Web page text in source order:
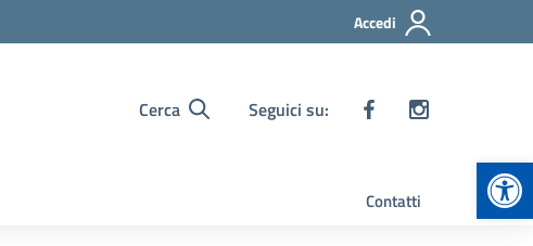
Accedi
Cerca Seguici su:
Contatti